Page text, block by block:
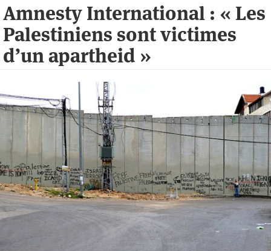
Amnesty International : « Les
Palestiniens sont victimes
d’un apartheid »